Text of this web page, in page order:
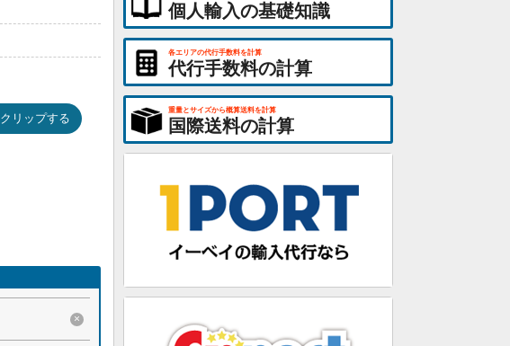
クリップする
×
個人輸入の基礎知識
各エリアの代行手数料を計算
代行手数料の計算
重量とサイズから概算送料を計算
国際送料の計算